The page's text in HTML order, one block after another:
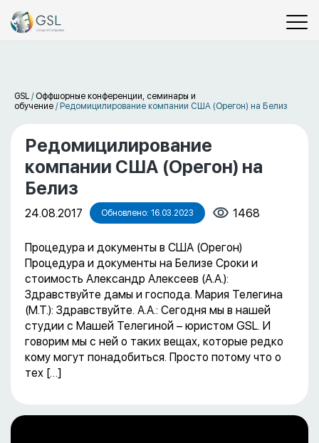
GSL / Оффшорные конференции, семинары и
обучение / Редомицилирование компании США (Орегон) на Белиз
Редомицилирование
компании США (Орегон) на
Белиз
24.08.2017 Обновлено: 16.03.2023 1468
Процедура и документы в США (Орегон)
Процедура и документы на Белизе Сроки и
стоимость Александр Алексеев (А.А.):
Здравствуйте дамы и господа. Мария Телегина
(М.Т.): Здравствуйте. А.А.: Сегодня мы в нашей
студии с Машей Телегиной – юристом GSL. И
говорим мы с ней о таких вещах, которые редко
кому могут понадобиться. Просто потому что о
тех […]